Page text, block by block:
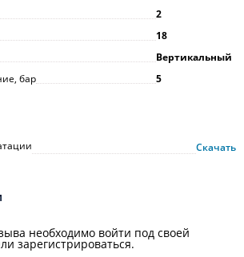
2
18
Вертикальный
бар
5
Скачать
необходимо войти под своей
зарегистрироваться.